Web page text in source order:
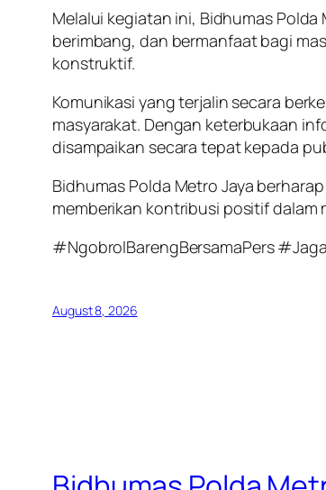
Melalui kegiatan ini, Bidhumas
berimbang, dan bermanfaat bagi
konstruktif.
Komunikasi yang terjalin secara
masyarakat. Dengan keterbukaan
disampaikan secara tepat kepada
Bidhumas Polda Metro Jaya
memberikan kontribusi positif dalam
#NgobrolBarengBersamaPers
August 8, 2026